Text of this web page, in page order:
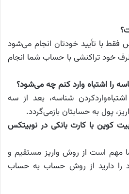
فقط با تأیید خودتان انجام می‌شود
خود تراکنشی با حساب شما انجام
را اشتباه وارد کنم چه می‌شود؟
شناسه، بعد از سه
پول به حسابتان بازمی‌گردد.
کوین با کارت بانکی در نوبیتکس
مهم است از روش واریز مستقیم و
را دارید از روش حساب به حساب